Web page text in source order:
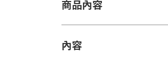
商品內容
內容